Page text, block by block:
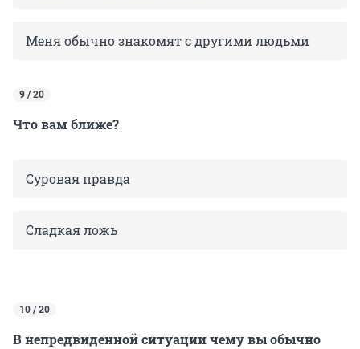
Меня обычно знакомят с другими людьми
9 / 20
Что вам ближе?
Суровая правда
Сладкая ложь
10 / 20
В непредвиденной ситуации чему вы обычно